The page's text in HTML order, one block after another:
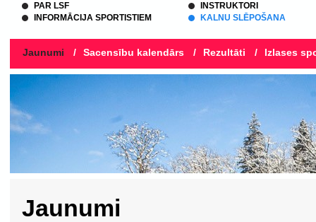
PAR LSF
INFORMĀCIJA SPORTISTIEM
INSTRUKTORI
KALNU SLĒPOŠANA
Jaunumi / Sacensību kalendārs / Rezultāti / Izlases
Jaunumi